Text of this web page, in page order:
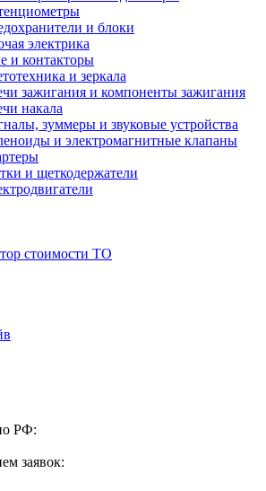
и блоки
электрика
и контакторы
и зеркала
зажигания и компоненты зажигания
накала
зуммеры и звуковые устройства
и электромагнитные клапаны
и щеткодержатели
стоимости ТО
РФ:
заявок: